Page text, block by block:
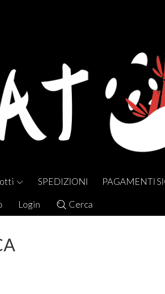
SPEDIZIONI PAGAMENTI
Login Cerca